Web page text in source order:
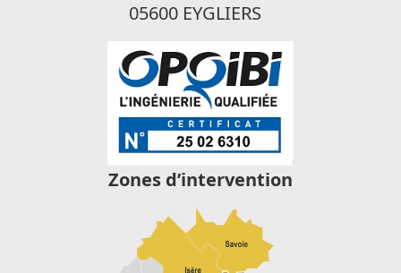
05600 EYGLIERS
Zones d’intervention